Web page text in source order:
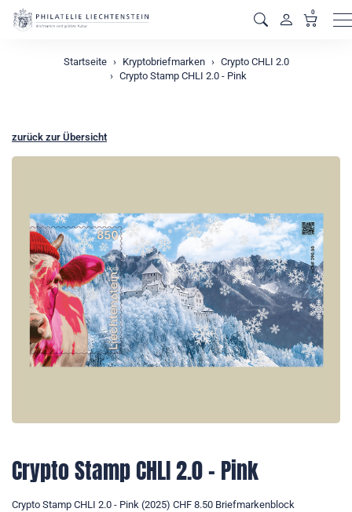
0
Startseite Kryptobriefmarken
Crypto CHLI 2.0
Crypto Stamp CHLI 2.0 - Pink
zurück zur Übersicht
Crypto Stamp CHLI 2.0 - Pink
Crypto Stamp CHLI 2.0 - Pink (2025) CHF 8.50 Briefmarkenblock